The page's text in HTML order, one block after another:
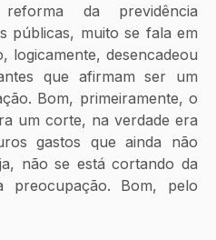
da previdência
públicas, muito se fala em
logicamente, desencadeou
que afirmam ser um
Bom, primeiramente, o
um corte, na verdade era
gastos que ainda não
não se está cortando da
preocupação. Bom, pelo